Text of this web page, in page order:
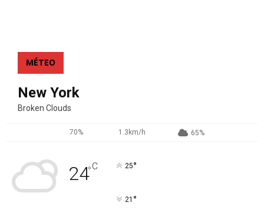
MÉTEO
New York
Broken Clouds
70% 1.3km/h 65%
24°C 25°
21 °